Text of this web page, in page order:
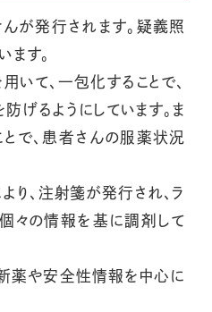
が発行されます。疑義照
ます。
いて、一包化することで、
げるようにしています。ま
で、患者さんの服薬状況
り、注射箋が発行され、ラ
々の情報を基に調剤して
薬や安全性情報を中心に